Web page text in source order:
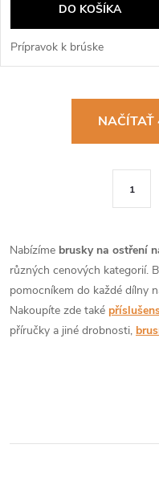
DO KOŠÍKA
Prípravok k brúske
d
a
c
i
r
NAČÍTAŤ
á
n
k
o
v
1
Nabízíme brusky na ostření
různých cenových kategorií.
pomocníkem do každé dílny
Nakoupíte zde také
příručky a jiné drobnosti,